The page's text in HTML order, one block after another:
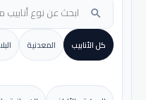
search
كل الأنابيب المعدنية